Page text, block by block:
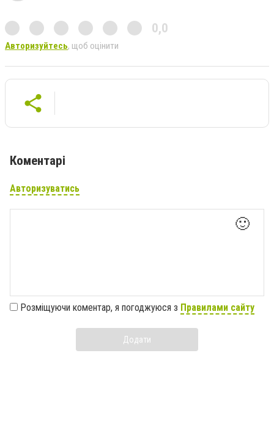
0,0
Авторизуйтесь, щоб оцінити
Коментарі
Авторизуватись
🙂
Розміщуючи коментар, я погоджуюся з Правилами сайту
Додати